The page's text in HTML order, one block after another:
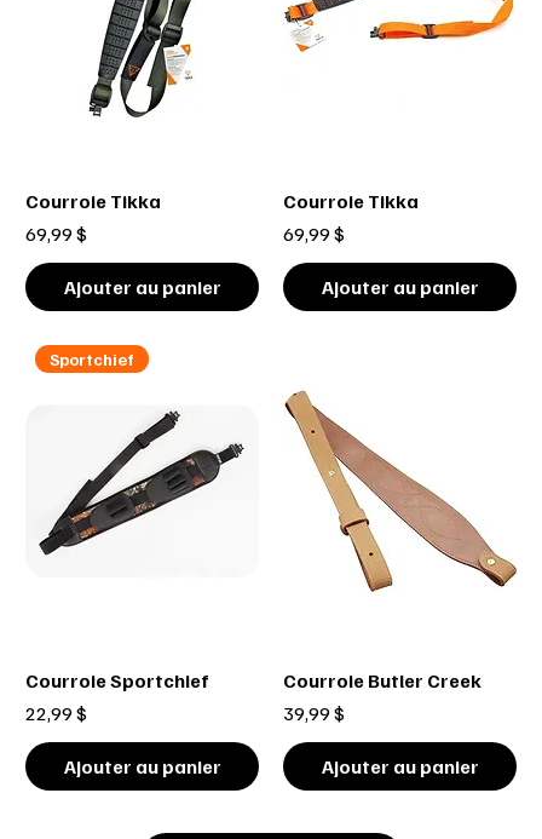
Courroie Tikka
Prix
69,99 $
Ajouter au panier
Courroie Tikka
Prix
69,99 $
Ajouter au panier
Sportchief
Courroie Sportchief
Prix
22,99 $
Ajouter au panier
Courroie Butler Creek
Prix
39,99 $
Ajouter au panier